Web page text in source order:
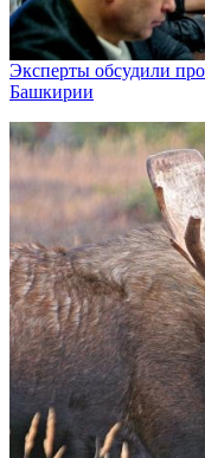
Эксперты обсудили
Башкирии